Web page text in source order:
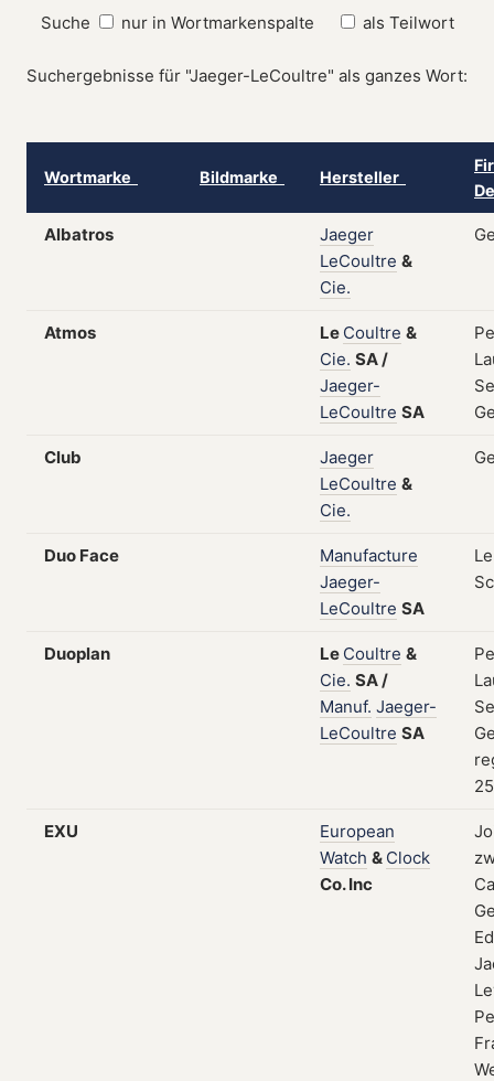
Suche nur in Wortmarkenspalte als Teilwort
Suchergebnisse für "Jaeger-LeCoultre" als ganzes Wort:
Wortmarke Bildmarke Hersteller
Albatros
Jaeger
LeCoultre &
Cie.
Atmos Le Coultre &
Cie. SA/
Jaeger-
LeCoultre SA
Club
Jaeger
LeCoultre &
Cie.
Duo Face
Manufacture
Jaeger-
LeCoultre SA
Duoplan Le Coultre &
Cie. SA/
Manuf. Jaeger-
LeCoultre SA
EXU
European
Watch & Clock
Co.Inc